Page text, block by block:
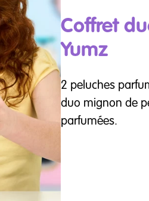
Coffret
Yumz
2 peluches
duo mignon de
parfumées.